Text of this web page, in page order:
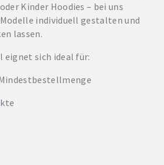
Kinder Hoodies – bei uns
individuell gestalten und
lassen.
eignet sich ideal für: